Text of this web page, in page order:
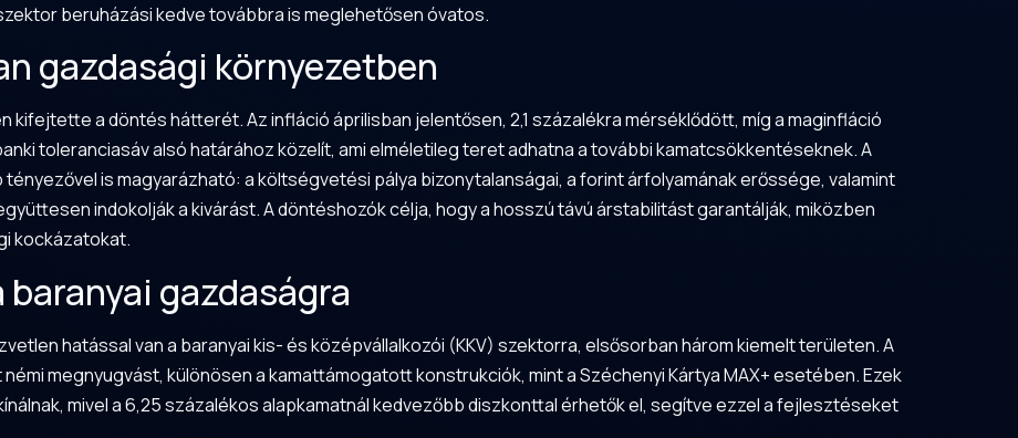
beruházási kedve továbbra is meglehetősen óvatos.
gazdasági környezetben
kifejtette a döntés hátterét. Az infláció áprilisban jelentősen, 2,1 százalékra mérséklődött, míg a maginfláció
toleranciasáv alsó határához közelít, ami elméletileg teret adhatna a további kamatcsökkentéseknek. A
is magyarázható: a költségvetési pálya bizonytalanságai, a forint árfolyamának erőssége, valamint
indokolják a kivárást. A döntéshozók célja, hogy a hosszú távú árstabilitást garantálják, miközben
kockázatokat.
gazdaságra
hatással van a baranyai kis- és középvállalkozói (KKV) szektorra, elsősorban három kiemelt területen. A
megnyugvást, különösen a kamattámogatott konstrukciók, mint a Széchenyi Kártya MAX+ esetében. Ezek
mivel a 6,25 százalékos alapkamatnál kedvezőbb diszkonttal érhetők el, segítve ezzel a fejlesztéseket